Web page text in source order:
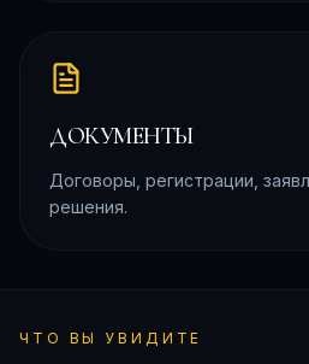
ДОКУМЕНТЫ
Договоры, регистрации,
решения.
ЧТО ВЫ УВИДИТЕ